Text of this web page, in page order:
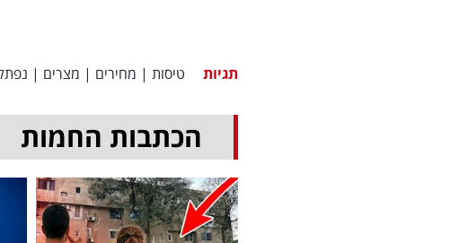
תגיות טיסות | מחירים | מצרים |
הכתבות החמות